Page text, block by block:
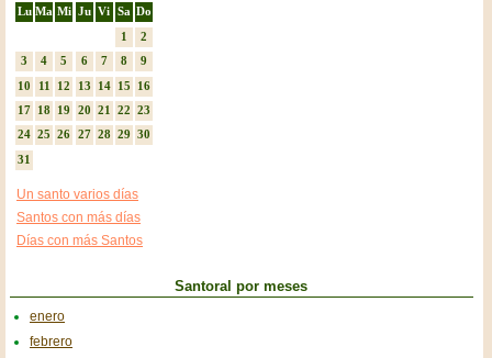
Lu Ma Mi Ju Vi Sa Do
1
2
3
4 5 6 7 8
9
10
11 12 13 14 15
16
17 18 19 20 21 22
23
24 25 26 27 28 29
30
31
Un santo varios días
Santos con más días
Días con más Santos
Santoral por meses
enero
febrero